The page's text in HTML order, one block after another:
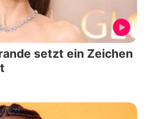
setzt ein Zeichen